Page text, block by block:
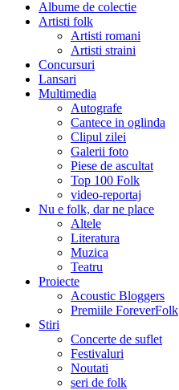
Albume de colectie
Artisti folk
Artisti romani
Artisti straini
Concursuri
Lansari
Multimedia
Autografe
Cantece in oglinda
Clipul zilei
Galerii foto
Piese de ascultat
Top 100 Folk
video-reportaj
Nu e folk, dar ne place
Altele
Literatura
Muzica
Teatru
Proiecte
Acoustic Bloggers
Premiile ForeverFolk
Stiri
Concerte de suflet
Festivaluri
Noutati
seri de folk